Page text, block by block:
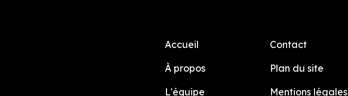
Accueil
À propos
L'équipe
Contact
Plan du site
Mentions légales